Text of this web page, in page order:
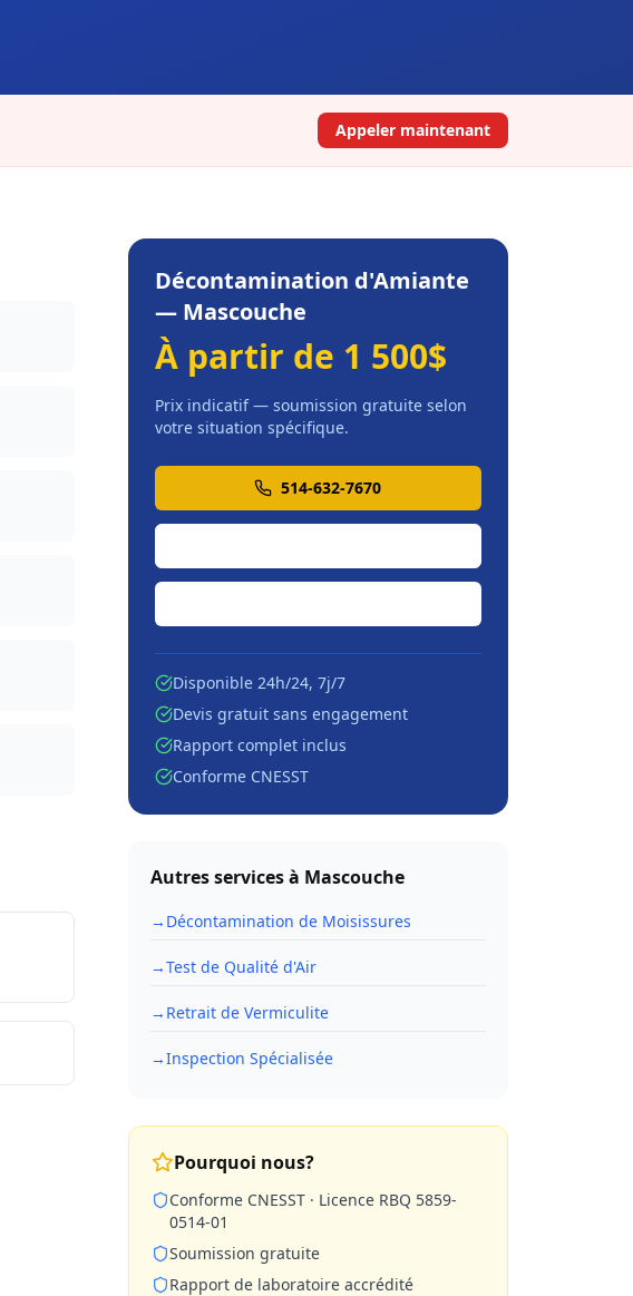
Appeler maintenant
Décontamination d'Amiante
— Mascouche
À partir de 1 500$
Prix indicatif — soumission gratuite selon
votre situation spécifique.
514-632-7670
Disponible 24h/24, 7j/7
Devis gratuit sans engagement
Rapport complet inclus
Conforme CNESST
Autres services à Mascouche
→ Décontamination de Moisissures
→Test de Qualité d'Air
→ Retrait de Vermiculite
→Inspection Spécialisée
Pourquoi nous?
Conforme CNESST · Licence RBQ 5859-
0514-01
Soumission gratuite
Rapport de laboratoire accrédité